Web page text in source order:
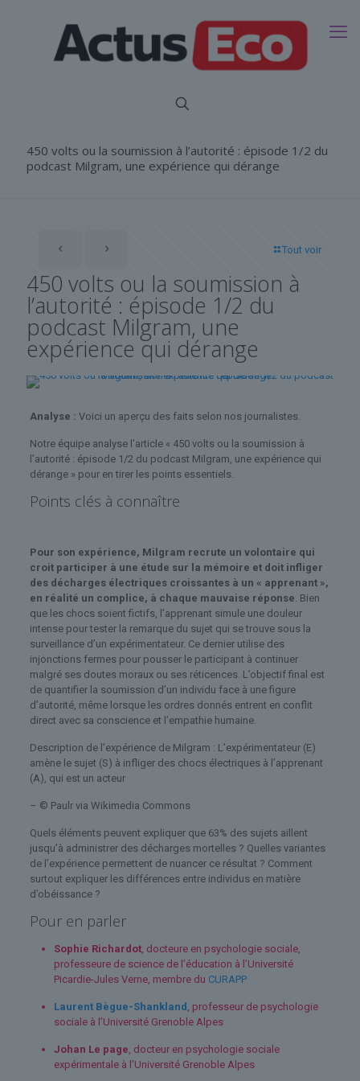
450 volts ou la soumission à l’autorité : épisode 1/2 du
podcast Milgram, une expérience qui dérange
Tout voir
450 volts ou la soumission à
l’autorité : épisode 1/2 du
podcast Milgram, une
expérience qui dérange
Analyse : Voici un aperçu des faits selon nos journalistes.
Notre équipe analyse l'article « 450 volts ou la soumission à
l’autorité : épisode 1/2 du podcast Milgram, une expérience qui
dérange » pour en tirer les points essentiels.
Points clés à connaître
Pour son expérience, Milgram recrute un volontaire qui
croit participer à une étude sur la mémoire et doit infliger
des décharges électriques croissantes à un « apprenant »,
en réalité un complice, à chaque mauvaise réponse . Bien
que les chocs soient fictifs, l’apprenant simule une douleur
intense pour tester la remarque du sujet qui se trouve sous la
surveillance d’un expérimentateur. Ce dernier utilise des
injonctions fermes pour pousser le participant à continuer
malgré ses doutes moraux ou ses réticences. L’objectif final est
de quantifier la soumission d’un individu face à une figure
d’autorité, même lorsque les ordres donnés entrent en conflit
direct avec sa conscience et l’empathie humaine.
Description de l’expérience de Milgram : L’expérimentateur (E)
amène le sujet (S) à infliger des chocs électriques à l’apprenant
(A), qui est un acteur
– © Paulr via Wikimedia Commons
Quels éléments peuvent expliquer que 63% des sujets aillent
jusqu’à administrer des décharges mortelles ? Quelles variantes
de l’expérience permettent de nuancer ce résultat ? Comment
surtout expliquer les différences entre individus en matière
d’obéissance ?
Pour en parler
Sophie Richardot, docteure en psychologie sociale,
professeure de science de l’éducation à l’Université
Picardie-Jules Verne, membre du CURAPP
Laurent Bègue-Shankland
, professeur de psychologie
sociale à l’Université Grenoble Alpes
Johan Le page , docteur en psychologie sociale
expérimentale à l’Université Grenoble Alpes